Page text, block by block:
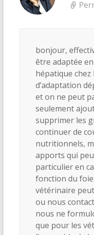
bonjour,
être adaptée
hépatique chez
d’adaptation
et on ne peut
seulement
supprimer les
continuer de
nutritionnels,
apports qui
particulier en
fonction du
vétérinaire
ou nous
nous ne
que pour les